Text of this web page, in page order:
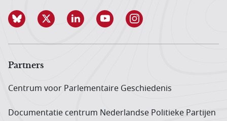
Partners
Centrum voor Parlementaire Geschiedenis
Documentatie centrum Neder­landse Politieke Partijen